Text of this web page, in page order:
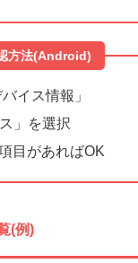
方法(Android)
イス情報」
」を選択
目があればOK
(例)